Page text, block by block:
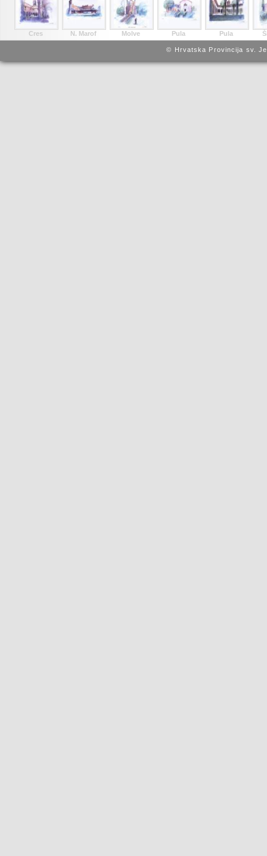
Cres N. Marof Molve Pula Pula
© Hrvatska Provincija sv.